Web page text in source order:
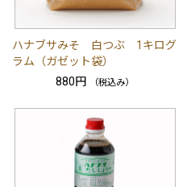
ハナブサみそ 白つぶ 1キログ
ラム（ガゼット袋）
880円
（税込み）